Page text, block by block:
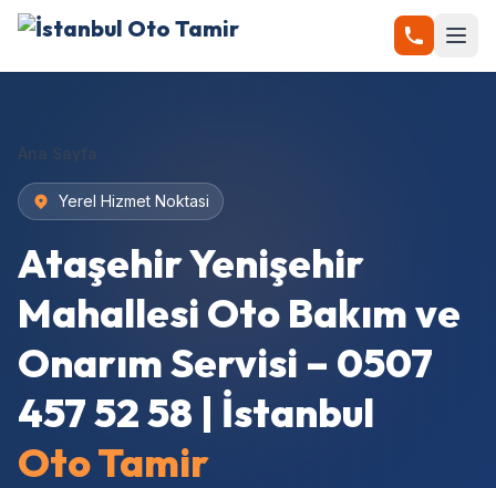
Ana Sayfa
Yerel Hizmet Noktasi
Ataşehir Yenişehir
Mahallesi Oto Bakım ve
Onarım Servisi – 0507
457 52 58 | İstanbul
Oto Tamir